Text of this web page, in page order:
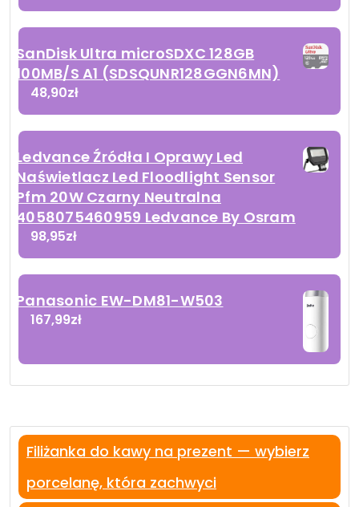
SanDisk Ultra microSDXC 128GB
100MB/S A1 (SDSQUNR128GGN6MN)
48,90zł
Ledvance Źródła I Oprawy Led
Naświetlacz Led Floodlight Sensor
Pfm 20W Czarny Neutralna
4058075460959 Ledvance By Osram
98,95zł
Panasonic EW-DM81-W503
167,99zł
Filiżanka do kawy na prezent — wybierz
porcelanę, która zachwyci